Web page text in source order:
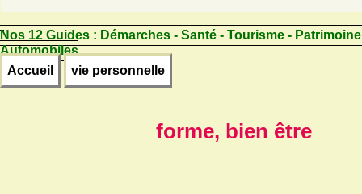
Nos 12 Guides : Démarches - Santé - Tourisme -
Automobiles
Accueil
vie personnelle
forme, bien être